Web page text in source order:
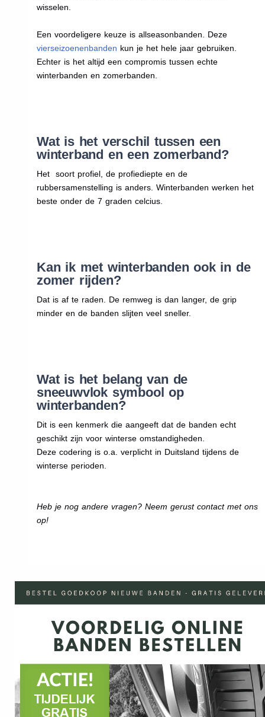
wisselen.
Een voordeligere keuze is allseasonbanden. Deze
vierseizoenenbanden kun je het hele jaar gebruiken.
Echter is het altijd een compromis tussen echte
winterbanden en zomerbanden.
Wat is het verschil tussen een
winterband en een zomerband?
Het soort profiel, de profiediepte en de
rubbersamenstelling is anders. Winterbanden werken het
beste onder de 7 graden celcius.
Kan ik met winterbanden ook in de
zomer rijden?
Dat is af te raden. De remweg is dan langer, de grip
minder en de banden slijten veel sneller.
Wat is het belang van de
sneeuwvlok symbool op
winterbanden?
Dit is een kenmerk die aangeeft dat de banden echt
geschikt zijn voor winterse omstandigheden.
Deze codering is o.a. verplicht in Duitsland tijdens de
winterse perioden.
Heb je nog andere vragen? Neem gerust contact met ons
op!